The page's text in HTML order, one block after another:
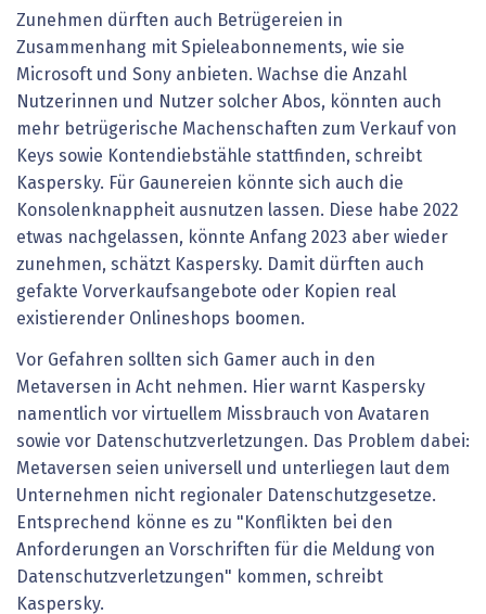
Zunehmen dürften auch Betrügereien in
Zusammenhang mit Spieleabonnements, wie sie
Microsoft und Sony anbieten. Wachse die Anzahl
Nutzerinnen und Nutzer solcher Abos, könnten auch
mehr betrügerische Machenschaften zum Verkauf von
Keys sowie Kontendiebstähle stattfinden, schreibt
Kaspersky. Für Gaunereien könnte sich auch die
Konsolenknappheit ausnutzen lassen. Diese habe 2022
etwas nachgelassen, könnte Anfang 2023 aber wieder
zunehmen, schätzt Kaspersky. Damit dürften auch
gefakte Vorverkaufsangebote oder Kopien real
existierender Onlineshops boomen.
Vor Gefahren sollten sich Gamer auch in den
Metaversen in Acht nehmen. Hier warnt Kaspersky
namentlich vor virtuellem Missbrauch von Avataren
sowie vor Datenschutzverletzungen. Das Problem dabei:
Metaversen seien universell und unterliegen laut dem
Unternehmen nicht regionaler Datenschutzgesetze.
Entsprechend könne es zu "Konflikten bei den
Anforderungen an Vorschriften für die Meldung von
Datenschutzverletzungen" kommen, schreibt
Kaspersky.